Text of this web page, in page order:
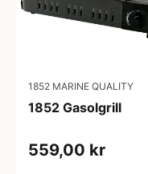
1852 MARINE QUALITY
1852 Gasolgrill
559,00 kr